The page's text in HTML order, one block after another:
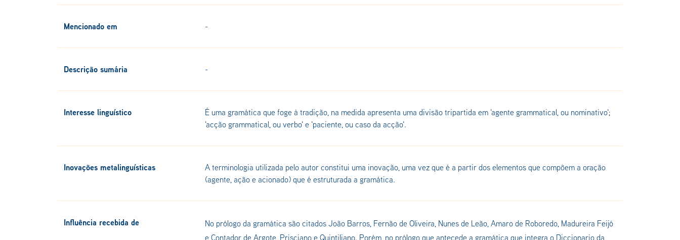
Mencionado em -
Descrição sumária -
Interesse linguístico
É uma gramática que foge à tradição, na medida apresenta uma divisão tripartida em 'agente grammatical, ou nominativo';
'acção grammatical, ou verbo' e 'paciente, ou caso da acção'.
Inovações metalinguísticas
A terminologia utilizada pelo autor constitui uma inovação, uma vez que é a partir dos elementos que compõem a oração
(agente, ação e acionado) que é estruturada a gramática.
Influência recebida de
No prólogo da gramática são citados João Barros, Fernão de Oliveira, Nunes de Leão, Amaro de Roboredo, Madureira Feijó
e Contador de Argote, Prisciano e Quintiliano. Porém, no prólogo que antecede a gramática que integra o Diccionario da